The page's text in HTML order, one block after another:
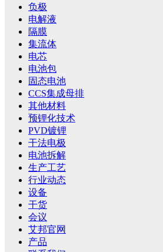
负极
电解液
隔膜
集流体
电芯
电池包
固态电池
CCS集成母排
其他材料
预锂化技术
PVD镀锂
干法电极
电池拆解
生产工艺
行业动态
设备
干货
会议
艾邦官网
产品